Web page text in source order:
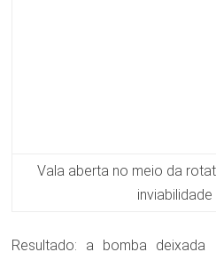
Vala aberta no meio da
inviabilidade
Resultado: a bomba